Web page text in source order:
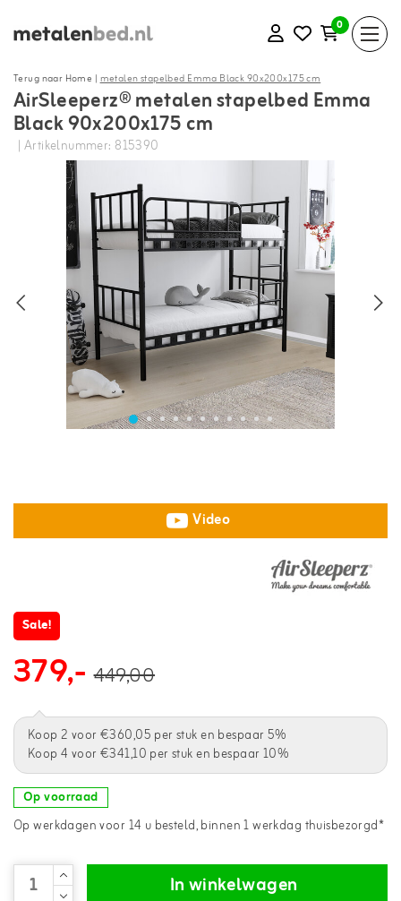
0
Terug naar Home |metalen stapelbed Emma Black 90x200x175 cm
AirSleeperz® metalen stapelbed Emma
Black 90x200x175 cm
| Artikelnummer: 815390
Video
Sale!
379,- 449,00
Koop 2 voor €360,05 per stuk en bespaar 5%
Koop 4 voor €341,10 per stuk en bespaar 10%
Op voorraad
Op werkdagen voor 14 u besteld, binnen 1 werkdag thuisbezorgd*
In winkelwagen